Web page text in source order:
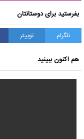
بفرستید برای دوستانتان
تلگرام توییتر
هم اکنون ببینید